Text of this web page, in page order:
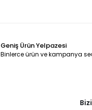
Geniş Ürün Yelpazesi
Binlerce ürün ve kampanya